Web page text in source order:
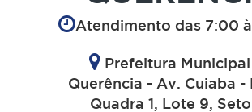
Atendimento das 7:00
Prefeitura Municipal
Querência - Av. Cuiaba -
Quadra 1, Lote 9,